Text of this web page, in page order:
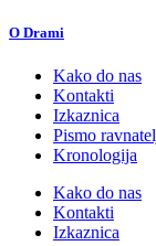
O Drami
Kako do nas
Kontakti
Izkaznica
Pismo
Kronologija
Kako do nas
Kontakti
Izkaznica